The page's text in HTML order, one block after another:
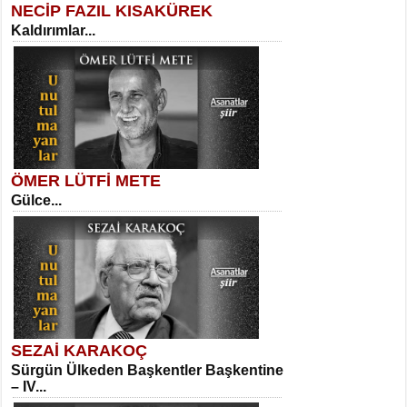
SELAHATTİN YILDIZ
İnsanın Zindanı...
MEHMET TAŞTAN
Vagon’da Bir Şairle...
SITKI CANEY
Oruçla Devrim ve Özgürlüğe…...
Sibel Orhan
İki Kırık Boşluk...
Meral Yağmur
Eski Bir Şiir...
Kadir Ünal
NECİP FAZIL KISAKÜREK
Kaldırımlar...
ÖMER LÜTFİ METE
Gülce...
SEZAİ KARAKOÇ
Sürgün Ülkeden Başkentler Başkentine
– IV...